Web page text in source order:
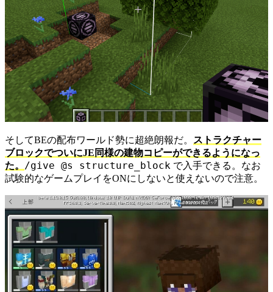
そしてBEの配布ワールド勢に超絶朗報だ。
ストラクチャー
ブロックでついにJE同様の建物コピーができるようになっ
た。
/give @s structure_block で入手できる。なお
試験的なゲームプレイをONにしないと使えないので注意。